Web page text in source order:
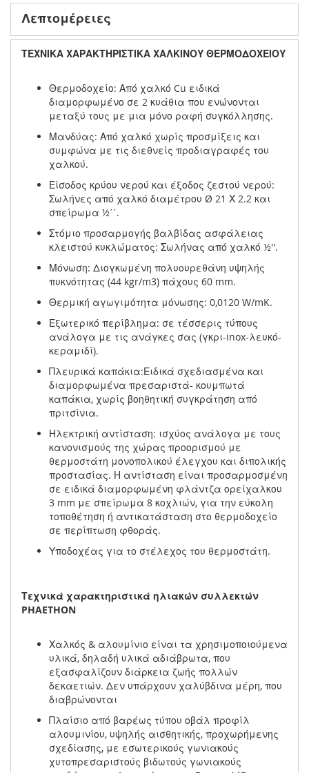
Λεπτομέρειες
ΤΕΧΝΙΚΑ ΧΑΡΑΚΤΗΡΙΣΤΙΚΑ ΧΑΛΚΙΝΟΥ ΘΕΡΜΟΔΟΧΕΙΟΥ
Θερμοδοχείο: Από χαλκό Cu ειδικά
διαμορφωμένο σε 2 κυάθια που ενώνονται
μεταξύ τους με μια μόνο ραφή συγκόλλησης.
Μανδύας: Από χαλκό χωρίς προσμίξεις και
συμφώνα με τις διεθνείς προδιαγραφές του
χαλκού.
Είσοδος κρύου νερού και έξοδος ζεστού νερού:
Σωλήνες από χαλκό διαμέτρου Ø 21 Χ 2.2 και
σπείρωμα ½΄΄.
Στόμιο προσαρμογής βαλβίδας ασφάλειας
κλειστού κυκλώματος: Σωλήνας από χαλκό ½''.
Μόνωση: Διογκωμένη πολυουρεθάνη υψηλής
πυκνότητας (44 kgr/m3) πάχους 60 mm.
Θερμική αγωγιμότητα μόνωσης: 0,0120 W/mK.
Εξωτερικό περίβλημα: σε τέσσερις τύπους
ανάλογα με τις ανάγκες σας (γκρι-inox-λευκό-
κεραμιδί).
Πλευρικά καπάκια:Ειδικά σχεδιασμένα και
διαμορφωμένα πρεσαριστά- κουμπωτά
καπάκια, χωρίς βοηθητική συγκράτηση από
πριτσίνια.
Ηλεκτρική αντίσταση: ισχύος ανάλογα με τους
κανονισμούς της χώρας προορισμού με
θερμοστάτη μονοπολικού έλεγχου και διπολικής
προστασίας. Η αντίσταση είναι προσαρμοσμένη
σε ειδικά διαμορφωμένη φλάντζα ορείχαλκου
3 mm με σπείρωμα 8 κοχλιών, για την εύκολη
τοποθέτηση ή αντικατάσταση στο θερμοδοχείο
σε περίπτωση φθοράς.
Υποδοχέας για το στέλεχος του θερμοστάτη.
Τεχνικά χαρακτηριστικά ηλιακών συλλεκτών
PHAETHON
Χαλκός & αλουμίνιο είναι τα χρησιμοποιούμενα
υλικά, δηλαδή υλικά αδιάβρωτα, που
εξασφαλίζουν διάρκεια ζωής πολλών
δεκαετιών. Δεν υπάρχουν χαλύβδινα μέρη, που
διαβρώνονται
Πλαίσιο από βαρέως τύπου οβάλ προφίλ
αλουμινίου, υψηλής αισθητικής, προχωρήμενης
σχεδίασης, με εσωτερικούς γωνιακούς
χυτοπρεσαριστούς βιδωτούς γωνιακούς